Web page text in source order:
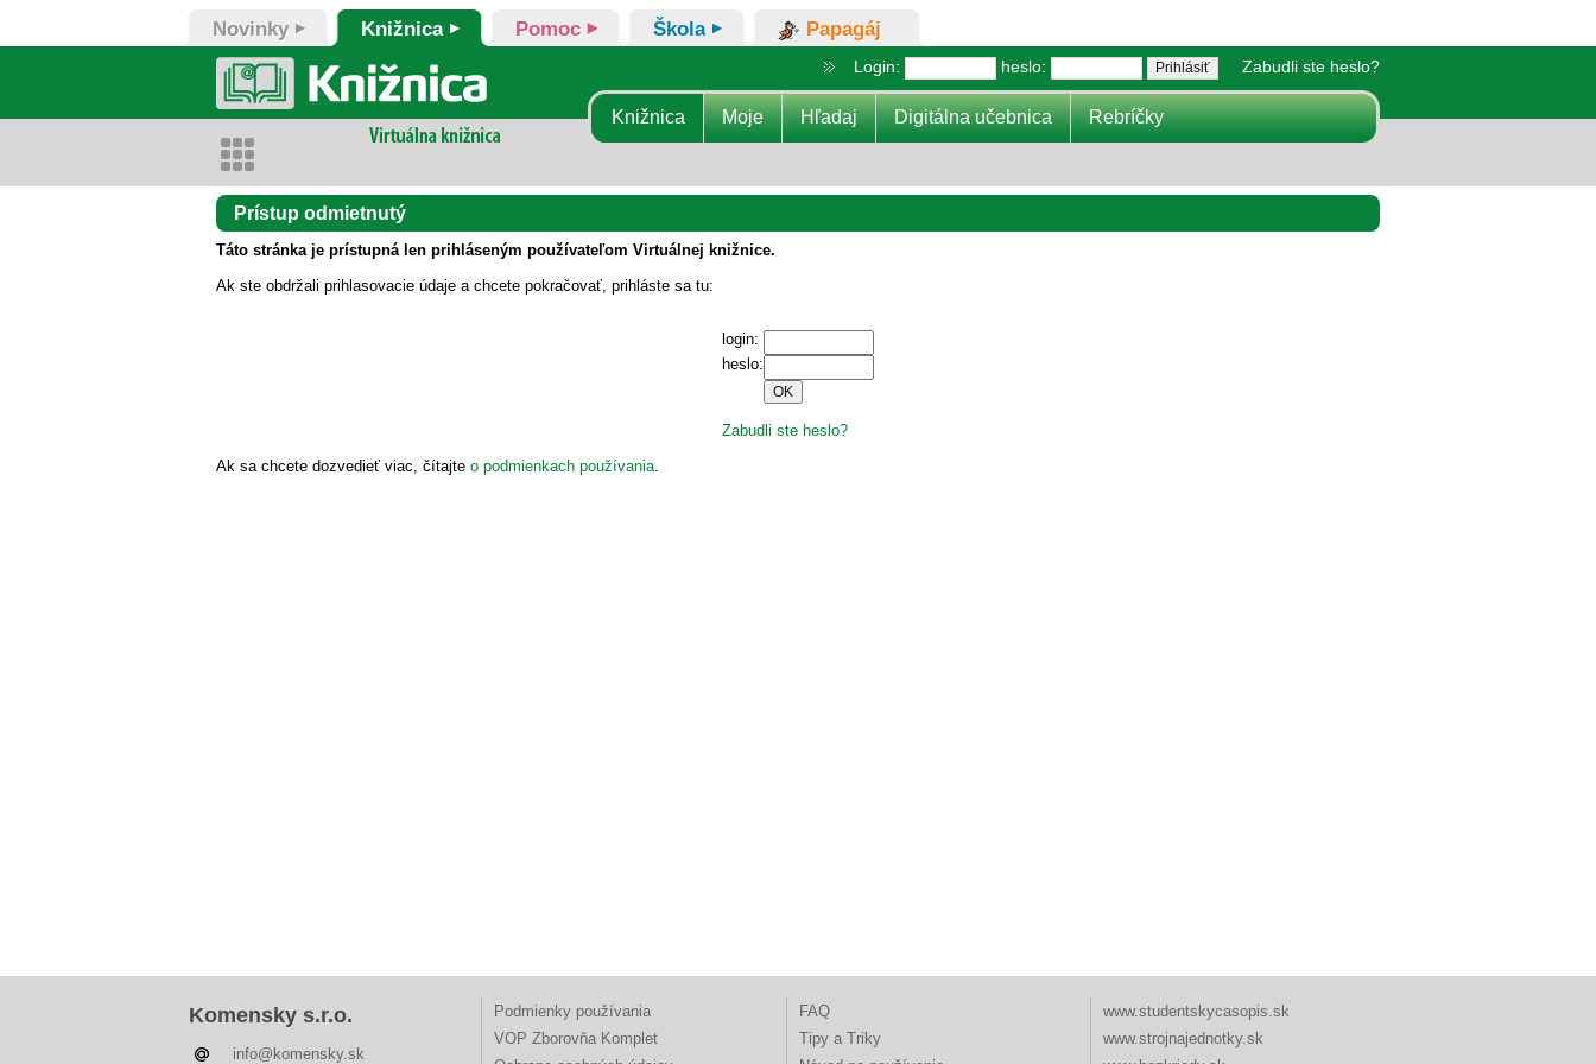
Novinky Knižnica Pomoc Škola Papagáj
Login: heslo: Zabudli ste heslo?
Knižnica Moje Hľadaj Digitálna učebnica Rebríčky
Prístup odmietnutý
Táto stránka je prístupná len prihláseným používateľom Virtuálnej knižnice.
Ak ste obdržali prihlasovacie údaje a chcete pokračovať, prihláste sa tu:
login:
heslo:
Zabudli ste heslo?
Ak sa chcete dozvedieť viac, čítajte o podmienkach používania.
Komensky s.r.o.
info@komensky.sk
Podmienky používania
VOP Zborovňa Komplet
FAQ
Tipy a Triky
www.studentskycasopis.sk
www.strojnajednotky.sk